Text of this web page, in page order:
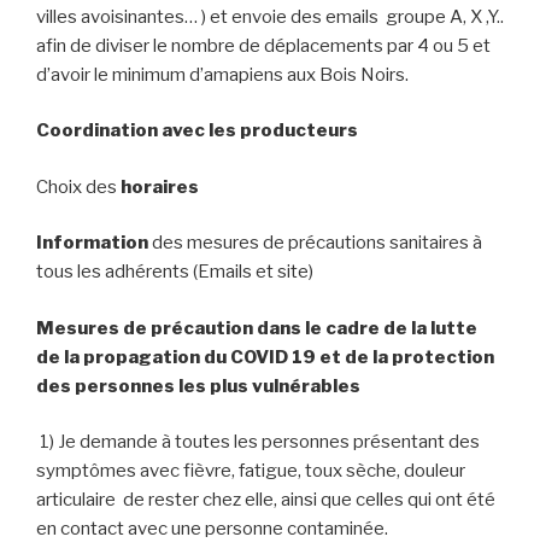
villes avoisinantes… ) et envoie des emails groupe A, X ,Y..
afin de diviser le nombre de déplacements par 4 ou 5 et
d’avoir le minimum d’amapiens aux Bois Noirs.
Coordination avec les producteurs
Choix des horaires
Informationdes mesures de précautions sanitaires à
tous les adhérents (Emails et site)
Mesures de précaution dans le cadre de la lutte
de la propagation du COVID 19 et de la protection
des personnes les plus vulnérables
1) Je demande à toutes les personnes présentant des
symptômes avec fièvre, fatigue, toux sèche, douleur
articulaire de rester chez elle, ainsi que celles qui ont été
en contact avec une personne contaminée.